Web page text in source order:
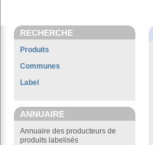
RECHERCHE
Produits
Communes
Label
ANNUAIRE
Annuaire des producteurs de
produits labelisés